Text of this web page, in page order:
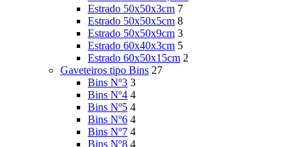
Estrado 50x50x3cm 7
Estrado 50x50x5cm 8
Estrado 50x50x9cm 3
Estrado 60x40x3cm 5
Estrado 60x50x15cm 2
Gaveteiros tipo Bins 27
Bins Nº3 3
Bins Nº4 4
Bins Nº5 4
Bins Nº6 4
Bins Nº7 4
Bins Nº8 4